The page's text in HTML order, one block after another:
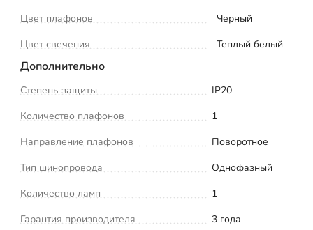
Цвет плафонов
Черный
Цвет свечения
Теплый белый
Дополнительно
Степень защиты
IP20
Количество плафонов
1
Направление плафонов
Поворотное
Тип шинопровода
Однофазный
Количество ламп
1
Гарантия производителя
3 года